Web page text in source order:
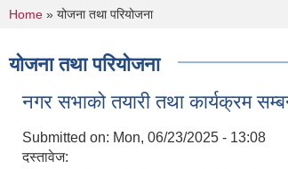
You are here
Home » योजना तथा परियोजना
योजना तथा परियोजना
नगर सभाको तयारी तथा कार्यक्रम
Submitted on: Mon, 06/23/2025 - 13:08
दस्तावेज: